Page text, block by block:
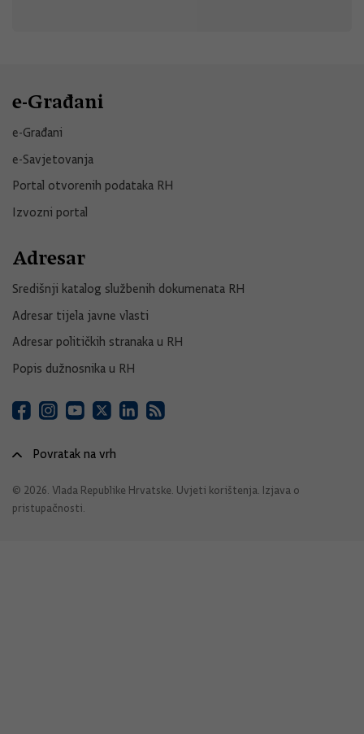
e-Građani
e-Građani
e-Savjetovanja
Portal otvorenih podataka RH
Izvozni portal
Adresar
Središnji katalog službenih dokumenata RH
Adresar tijela javne vlasti
Adresar političkih stranaka u RH
Popis dužnosnika u RH
Povratak na vrh
© 2026. Vlada Republike Hrvatske. Uvjeti korištenja Izjava o
pristupačnosti